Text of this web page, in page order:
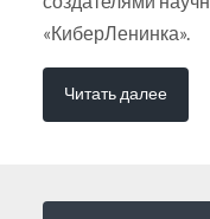
«КиберЛенинка».
Читать далее